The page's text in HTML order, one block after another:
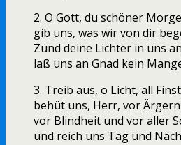
2. O Gott, du schöner
gib uns, was wir von dir
Zünd deine Lichter in uns
laß uns an Gnad kein
3. Treib aus, o Licht, all
behüt uns, Herr, vor
vor Blindheit und vor aller
und reich uns Tag und